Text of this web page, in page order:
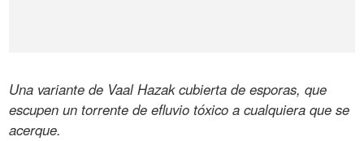
Una variante de Vaal Hazak cubierta de esporas, que
escupen un torrente de efluvio tóxico a cualquiera que se
acerque.